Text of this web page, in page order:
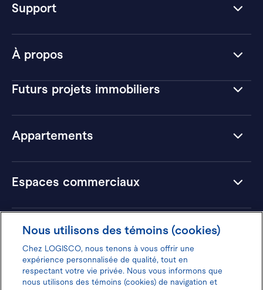
À propos
Futurs projets immobiliers
Appartements
Espaces commerciaux
Hôtels
Support
Nous utilisons des témoins (cookies)
Chez LOGISCO, nous tenons à vous offrir une
expérience personnalisée de qualité, tout en
respectant votre vie privée. Nous vous informons que
nous utilisons des témoins (cookies) de navigation et